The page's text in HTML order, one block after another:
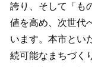
誇り、そして「も
値を高め、次世代
います。本市とい
続可能なまちづく